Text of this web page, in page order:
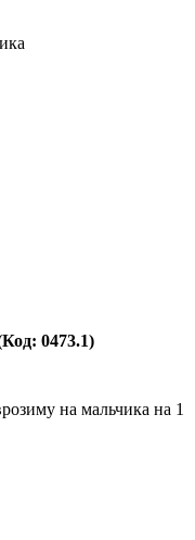
0473.1)
на мальчика на 1